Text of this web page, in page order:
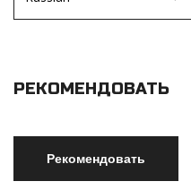
РЕКОМЕНДОВАТЬ